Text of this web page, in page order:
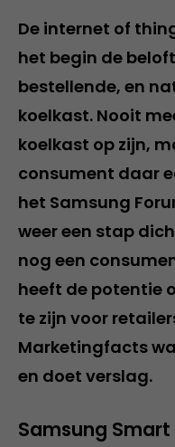
De internet of
het begin de
bestellende, en
koelkast. Nooit
koelkast op zijn,
consument daar
het Samsung
weer een stap
nog een
heeft de potentie
te zijn voor
Marketingfacts
en doet verslag.
Samsung Smart